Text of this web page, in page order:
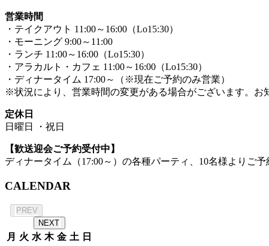
営業時間
・テイクアウト 11:00～16:00（Lo15:30）
・モーニング 9:00～11:00
・ランチ 11:00～16:00（Lo15:30）
・アラカルト・カフェ 11:00～16:00（Lo15:30）
・ディナータイム 17:00～（※現在ご予約のみ営業）
※状況により、営業時間の変更がある場合がございます。お
定休日
日曜日 ・祝日
【歓送迎会ご予約受付中】
ディナータイム（17:00～）の各種パーティ、10名様よりご
CALENDAR
PREV
NEXT
月 火 水 木 金 土 日